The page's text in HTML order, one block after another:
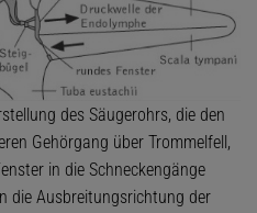
des Säugerohrs, die den
Gehörgang über Trommelfell,
in die Schneckengänge
die Ausbreitungsrichtung der